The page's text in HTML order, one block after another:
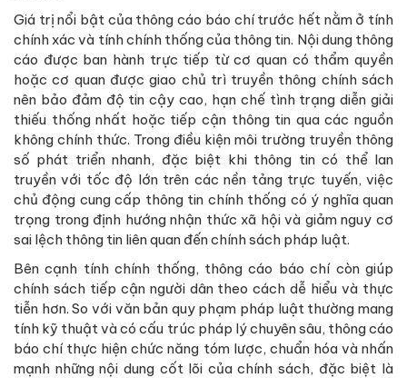
Giá trị nổi bật của thông cáo báo chí trước hết nằm ở tính
chính xác và tính chính thống của thông tin. Nội dung thông
cáo được ban hành trực tiếp từ cơ quan có thẩm quyền
hoặc cơ quan được giao chủ trì truyền thông chính sách
nên bảo đảm độ tin cậy cao, hạn chế tình trạng diễn giải
thiếu thống nhất hoặc tiếp cận thông tin qua các nguồn
không chính thức. Trong điều kiện môi trường truyền thông
số phát triển nhanh, đặc biệt khi thông tin có thể lan
truyền với tốc độ lớn trên các nền tảng trực tuyến, việc
chủ động cung cấp thông tin chính thống có ý nghĩa quan
trọng trong định hướng nhận thức xã hội và giảm nguy cơ
sai lệch thông tin liên quan đến chính sách pháp luật.
Bên cạnh tính chính thống, thông cáo báo chí còn giúp
chính sách tiếp cận người dân theo cách dễ hiểu và thực
tiễn hơn. So với văn bản quy phạm pháp luật thường mang
tính kỹ thuật và có cấu trúc pháp lý chuyên sâu, thông cáo
báo chí thực hiện chức năng tóm lược, chuẩn hóa và nhấn
mạnh những nội dung cốt lõi của chính sách, đặc biệt là